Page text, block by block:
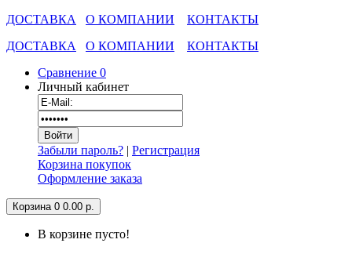
ДОСТАВКА О КОМПАНИИ
КОНТАКТЫ
ДОСТАВКА
О КОМПАНИИ
КОНТАКТЫ
Сравнение 0
Личный кабинет
Забыли пароль? | Регистрация
Корзина покупок
Оформление заказа
Корзина 0 0.00 р.
В корзине пусто!